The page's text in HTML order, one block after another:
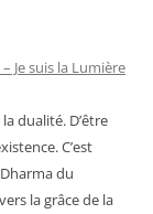
Je suis la Lumière
dualité. D’être
C’est
du
la grâce de la